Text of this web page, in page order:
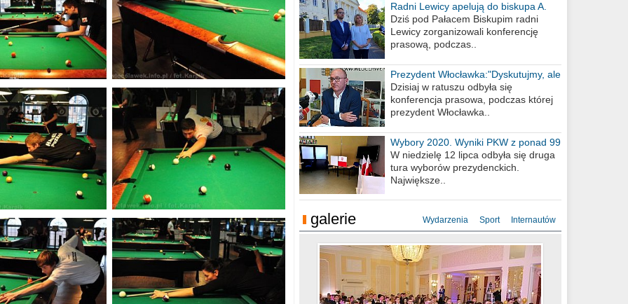
Radni Lewicy apelują do biskupa A.
Wiesława Meringa
Dziś pod Pałacem Biskupim radni
Lewicy zorganizowali konferencję
prasową, podczas..
Prezydent Włocławka:"Dyskutujmy, ale
nie obrażajmy się”
Dzisiaj w ratuszu odbyła się
konferencja prasowa, podczas której
prezydent Włocławka..
Wybory 2020. Wyniki PKW z ponad 99
procent obwodów
W niedzielę 12 lipca odbyła się druga
tura wyborów prezydenckich.
Największe..
galerie Wydarzenia Sport Internautów
Studniówka Kopernik 2019.01.11
Studniówka LMK 2019.01.05
Studniówka ZS Ekonomicznych
2019.01.05